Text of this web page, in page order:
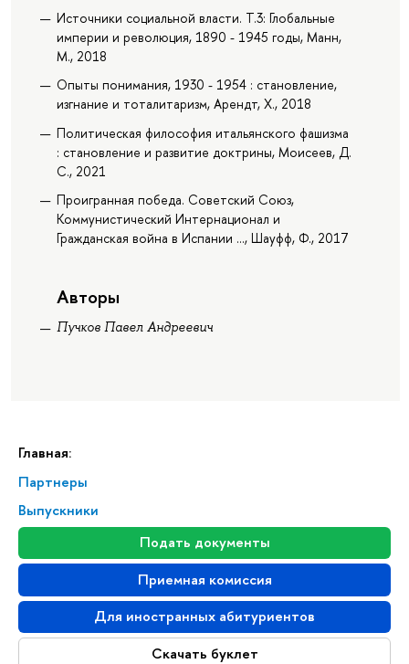
Главная:
Партнеры
Выпускники
Подать документы
Приемная комиссия
Для иностранных абитуриентов
Скачать буклет
Источники социальной власти. Т.3: Глобальные
империи и революция, 1890 - 1945 годы, Манн,
М., 2018
Опыты понимания, 1930 - 1954 : становление,
изгнание и тоталитаризм, Арендт, Х., 2018
Политическая философия итальянского фашизма
: становление и развитие доктрины, Моисеев, Д.
С., 2021
Проигранная победа. Советский Союз,
Коммунистический Интернационал и
Гражданская война в Испании ..., Шауфф, Ф., 2017
Авторы
Пучков Павел Андреевич